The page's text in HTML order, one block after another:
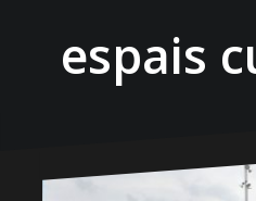
espais